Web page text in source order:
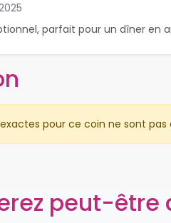
parfait pour un dîner en
exactes pour ce coin ne sont
peut-être